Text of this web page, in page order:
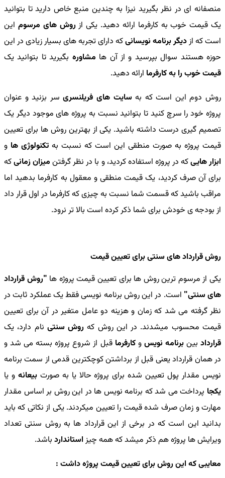
منصفانه ای در نظر بگیرید نیزا به چندین منبع خاص دارید تا بتوانید
یک قیمت خوب به کارفرما ارائه دهید. یکی ازروش های مرسوم این
است که ازدیگر برنامه نویسانیکه دارای تجربه های بسیار زیادی در این
حوزه هستند سوال بپرسید و از آن ها مشاوره بگیرید تا بتوانید یک
قیمت خوب را به کارفرما ارائه دهید.
روش دوم این است که به سایت های فریلنسریسر بزنید و عنوان
پروژه خود را سرچ کنید تا بتوانید نسبت به پروژه های موجود دیگر یک
تصمیم گیری درست داشته باشید. یکی از بهترین روش ها برای تعیین
قیمت پروژه به صورت منطقی این است که نسبت به تکنولوژی ها و
ابزار هاییکه در پروژه استفاده کردید، و با در نظر گرفتن میزان زمانیکه
برای آن صرف کردید، یک قیمت منطقی و معقول به کارفرما بدهید اما
مراقب باشید که قسمت شما نسبت به چیزی که کارفرما در اول قرار داد
از بودجه ی خودش برای شما ذکر کرده است بالا تر نرود.
روش قرارداد های سنتی برای تعیین قیمت
یکی از مرسوم ترین روش ها برای تعیین قیمت پروژه ها "روش قرارداد
های سنتی" است. در این روش برنامه نویسی فقط یک عملکرد ثابت در
نظر گرفته می شد که زمان و هزینه دو عامل متغیر در آن برای تعیین
قیمت محسوب میشدند. در این روش کهروش سنتی نام دارد، یک
قرارداد بین برنامه نویس وکارفرماقبل از شروع پروژه بسته می شد و
در همان قرارداد یعنی قبل از برداشتن کوچکترین قدمی از سمت برنامه
نویس مقدار پول تعیین شده برای پروژه حالا یا به صورتبیعانهو یا
یکجا پرداخت می شد که برنامه نویس ها در این روش بر اساس مقدار
مهارت و زمان صرف شده قیمت را تعیین میکردند. یکی از نکاتی که باید
بدانید این است که در برخی از این قرارداد ها به روش سنتی تعداد
ویرایش ها پروژه هم ذکر میشد که همه چیز استاندارد باشد.
معایبی که این روش برای تعیین قیمت پروژه داشت :